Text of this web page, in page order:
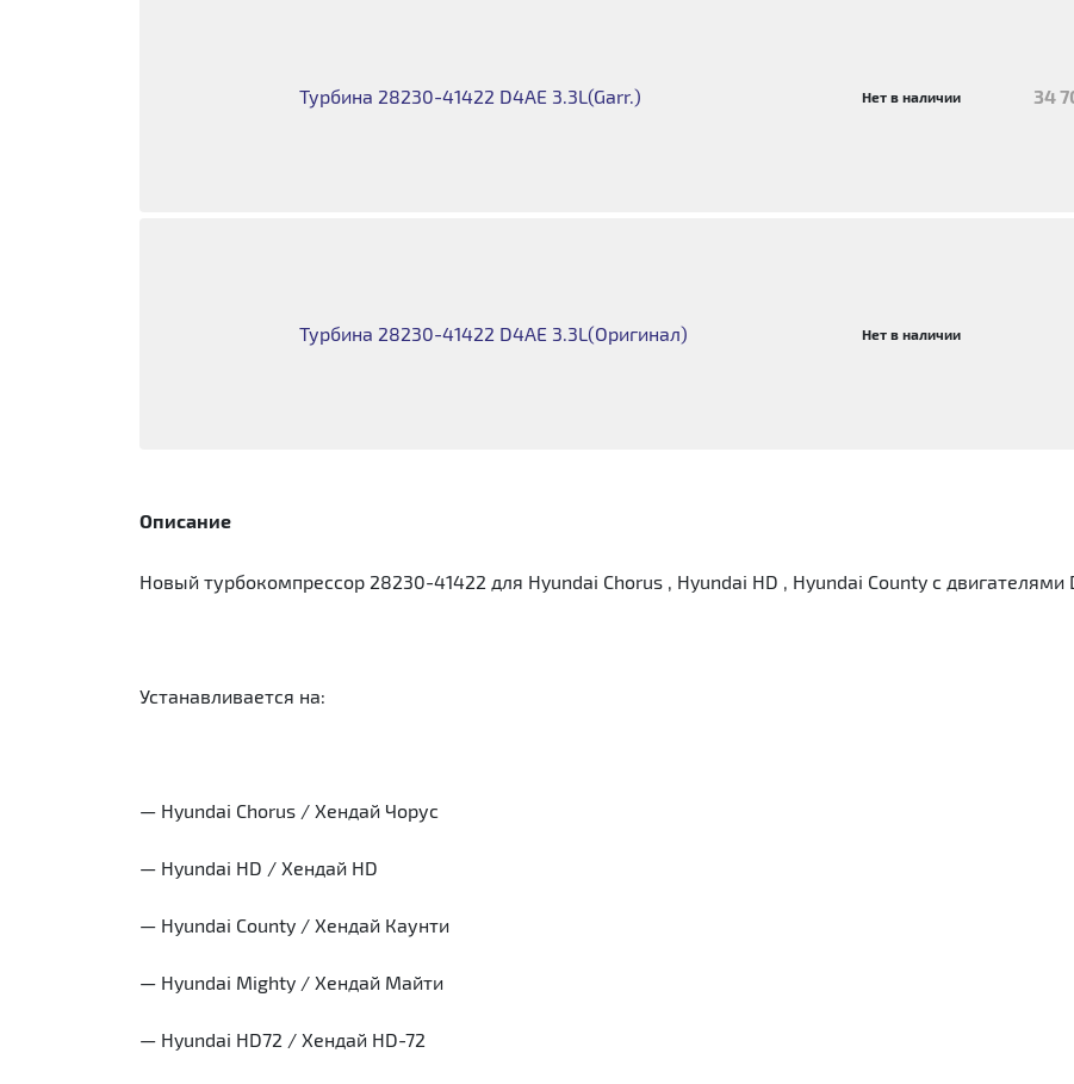
Турбина 28230-41422 D4AE 3.3L(Garr.) Нет в наличии 34
Турбина 28230-41422 D4AE 3.3L(Оригинал) Нет в наличии
Описание
Новый турбокомпрессор 28230-41422 для Hyundai Chorus , Hyundai HD , Hyundai County с двигателями
Устанавливается на:
— Hyundai Chorus / Хендай Чорус
— Hyundai HD / Хендай HD
— Hyundai County / Хендай Каунти
— Hyundai Mighty / Хендай Майти
— Hyundai HD72 / Хендай HD-72